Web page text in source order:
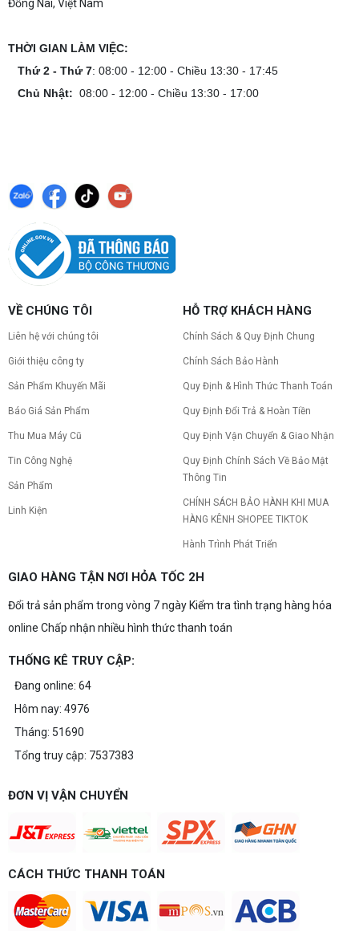
Đồng Nai, Việt Nam
THỜI GIAN LÀM VIỆC:
Thứ 2 - Thứ 7: 08:00 - 12:00 - Chiều 13:30 - 17:45
Chủ Nhật: 08:00 - 12:00 - Chiều 13:30 - 17:00
VỀ CHÚNG TÔI
Liên hệ với chúng tôi
Giới thiệu công ty
Sản Phẩm Khuyến Mãi
Báo Giá Sản Phẩm
Thu Mua Máy Cũ
Tin Công Nghệ
Sản Phẩm
Linh Kiện
HỖ TRỢ KHÁCH HÀNG
Chính Sách & Quy Định Chung
Chính Sách Bảo Hành
Quy Định & Hình Thức Thanh Toán
Quy Định Đổi Trả & Hoàn Tiền
Quy Định Vận Chuyển & Giao Nhận
Quy Định Chính Sách Về Bảo Mật
Thông Tin
CHÍNH SÁCH BẢO HÀNH KHI MUA
HÀNG KÊNH SHOPEE TIKTOK
Hành Trình Phát Triển
GIAO HÀNG TẬN NƠI HỎA TỐC 2H
Đổi trả sản phẩm trong vòng 7 ngày Kiểm tra tình trạng hàng hóa
online Chấp nhận nhiều hình thức thanh toán
THỐNG KÊ TRUY CẬP:
Đang online: 64
Hôm nay: 4976
Tháng: 51690
Tổng truy cập: 7537383
ĐƠN VỊ VẬN CHUYỂN
CÁCH THỨC THANH TOÁN